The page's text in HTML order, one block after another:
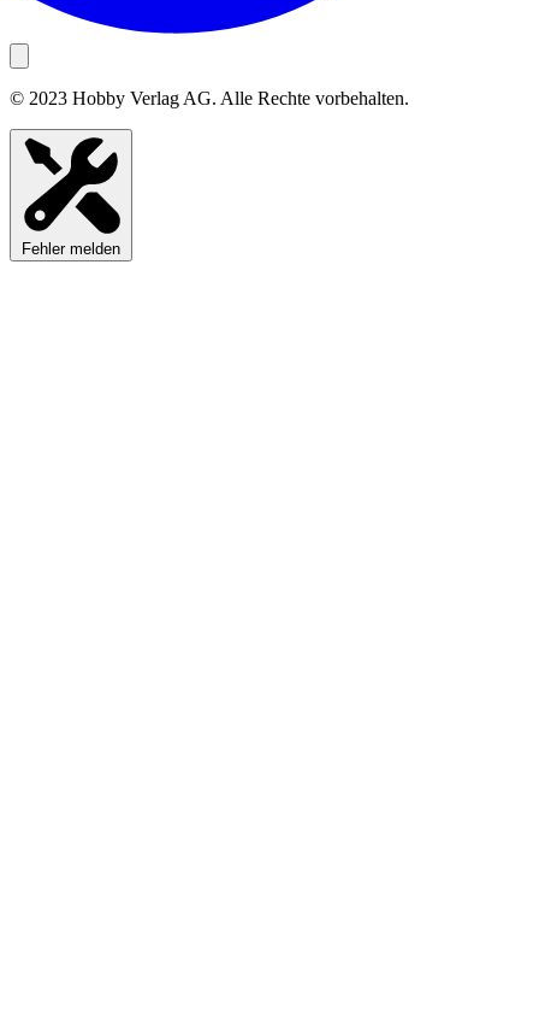
© 2023 Hobby Verlag AG. Alle Rechte vorbehalten.
Fehler melden